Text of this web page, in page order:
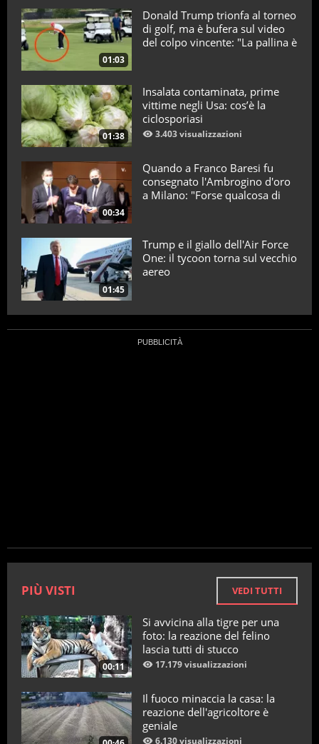
01:03
Donald Trump trionfa al torneo
di golf, ma è bufera sul video
del colpo vincente: "La pallina è
01:38
Insalata contaminata, prime
vittime negli Usa: cos’è la
ciclosporiasi
3.403 visualizzazioni
00:34
Quando a Franco Baresi fu
consegnato l'Ambrogino d'oro
a Milano: "Forse qualcosa di
01:45
Trump e il giallo dell'Air Force
One: il tycoon torna sul vecchio
aereo
PIÙ VISTI VEDI TUTTI
00:11
Si avvicina alla tigre per una
foto: la reazione del felino
lascia tutti di stucco
17.179 visualizzazioni
Il fuoco minaccia la casa: la
reazione dell'agricoltore è
geniale
6.130 visualizzazioni